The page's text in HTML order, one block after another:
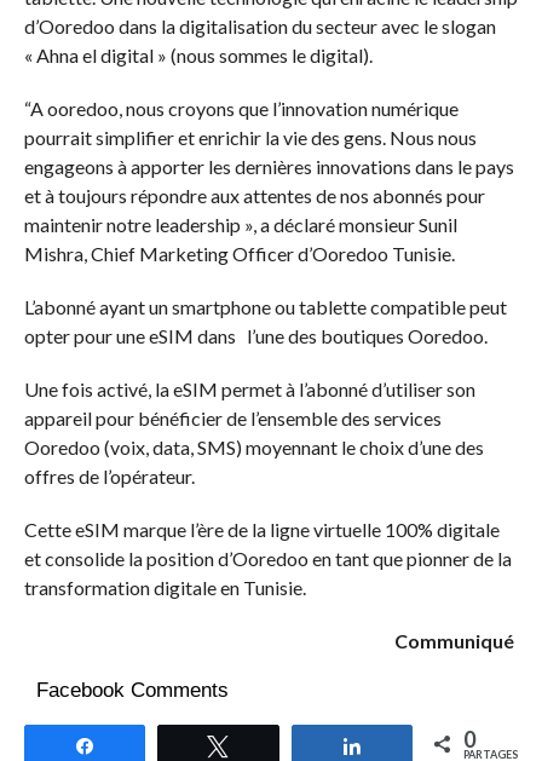
d’Ooredoo dans la digitalisation du secteur avec le slogan
« Ahna el digital » (nous sommes le digital).
“A ooredoo, nous croyons que l’innovation numérique
pourrait simplifier et enrichir la vie des gens. Nous nous
engageons à apporter les dernières innovations dans le pays
et à toujours répondre aux attentes de nos abonnés pour
maintenir notre leadership », a déclaré monsieur Sunil
Mishra, Chief Marketing Officer d’Ooredoo Tunisie.
L’abonné ayant un smartphone ou tablette compatible peut
opter pour une eSIM dans l’une des boutiques Ooredoo.
Une fois activé, la eSIM permet à l’abonné d’utiliser son
appareil pour bénéficier de l’ensemble des services
Ooredoo (voix, data, SMS) moyennant le choix d’une des
offres de l’opérateur.
Cette eSIM marque l’ère de la ligne virtuelle 100% digitale
et consolide la position d’Ooredoo en tant que pionner de la
transformation digitale en Tunisie.
Communiqué
Facebook Comments
Partagez 0
PARTAGES